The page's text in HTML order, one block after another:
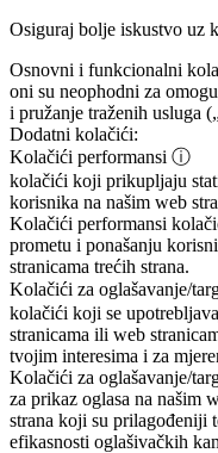
Osiguraj bolje iskustvo uz
Osnovni i funkcionalni
oni su neophodni za
i pružanje traženih usluga
Dodatni kolačići:
Kolačići performansi ⓘ
kolačići koji prikupljaju
korisnika na našim web
Kolačići performansi
prometu i ponašanju
stranicama trećih strana.
Kolačići za oglašavanje/
kolačići koji se
stranicama ili web
tvojim interesima i za
Kolačići za oglašavanje/
za prikaz oglasa na našim
strana koji su prilagođeniji
efikasnosti oglašivačkih